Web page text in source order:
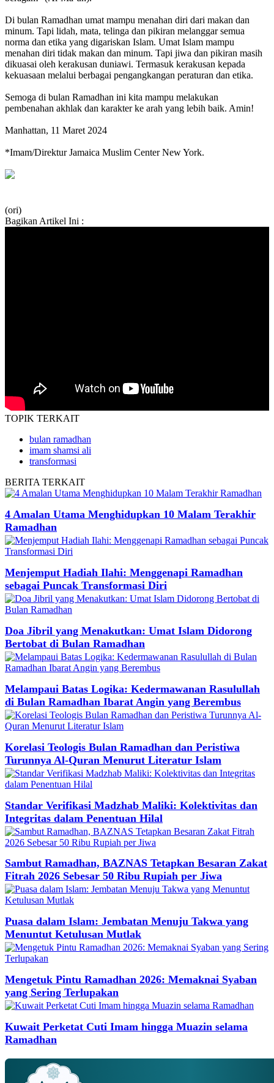
Di bulan Ramadhan umat mampu menahan diri dari makan dan
minum. Tapi lidah, mata, telinga dan pikiran melanggar semua
norma dan etika yang digariskan Islam. Umat Islam mampu
menahan diri tidak makan dan minum. Tapi jiwa dan pikiran masih
dikuasai oleh kerakusan duniawi. Termasuk kerakusan kepada
kekuasaan melalui berbagai pengangkangan peraturan dan etika.
Semoga di bulan Ramadhan ini kita mampu melakukan
pembenahan akhlak dan karakter ke arah yang lebih baik. Amin!
Manhattan, 11 Maret 2024
*Imam/Direktur Jamaica Muslim Center New York.
(ori)
Bagikan Artikel Ini :
TOPIK TERKAIT
bulan ramadhan
imam shamsi ali
transformasi
BERITA TERKAIT
4 Amalan Utama Menghidupkan 10 Malam Terakhir
Ramadhan
Menjemput Hadiah Ilahi: Menggenapi Ramadhan
sebagai Puncak Transformasi Diri
Doa Jibril yang Menakutkan: Umat Islam Didorong
Bertobat di Bulan Ramadhan
Melampaui Batas Logika: Kedermawanan Rasulullah
di Bulan Ramadhan Ibarat Angin yang Berembus
Korelasi Teologis Bulan Ramadhan dan Peristiwa
Turunnya Al-Quran Menurut Literatur Islam
Standar Verifikasi Madzhab Maliki: Kolektivitas dan
Integritas dalam Penentuan Hilal
Sambut Ramadhan, BAZNAS Tetapkan Besaran Zakat
Fitrah 2026 Sebesar 50 Ribu Rupiah per Jiwa
Puasa dalam Islam: Jembatan Menuju Takwa yang
Menuntut Ketulusan Mutlak
Mengetuk Pintu Ramadhan 2026: Memaknai Syaban
yang Sering Terlupakan
Kuwait Perketat Cuti Imam hingga Muazin selama
Ramadhan